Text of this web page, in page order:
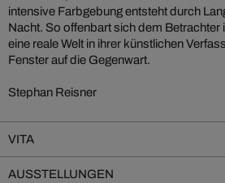
intensive Farbgebung entsteht durch
Nacht. So offenbart sich dem
eine reale Welt in ihrer künstlichen
Fenster auf die Gegenwart.
Stephan Reisner
VITA
AUSSTELLUNGEN